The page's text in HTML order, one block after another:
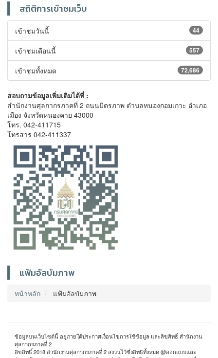
สถิติการเข้าชมเว็บ
44
เข้าชมวันนี้
557
เข้าชมเดือนนี้
72,686
เข้าชมทั้งหมด
สอบถามข้อมูลเพิ่มเติมได้ที่ :
สำนักงานศุลกากรภาคที่ 2 ถนนมิตรภาพ ตำบลหนองกอมเกาะ อำเภอ
เมือง จังหวัดหนองคาย 43000
โทร. 042-411715
โทรสาร 042-411337
แฟ้มอัลบัมภาพ
หน้าหลัก แฟ้มอัลบัมภาพ
ข้อมูลบนเว็บไซต์นี้ อยู่ภายใต้ประกาศเงื่อนไขการใช้ข้อมูล และลิขสิทธิ์ สำนักงาน
ศุลกากรภาคที่ 2
ลิขสิทธิ์ 2018 สำนักงานศุลกากรภาคที่ 2 สงวนไว้ซึ่งสิทธิทั้งหมด @ออกแบบและ